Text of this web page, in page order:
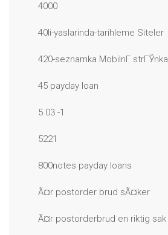
4000
40li-yaslarinda-tarihleme Siteler
420-seznamka MobilnГ­ strГЎnka
45 payday loan
5.03 -1
5221
800notes payday loans
Ã¤r postorder brud sÃ¤ker
Ã¤r postorderbrud en riktig sak